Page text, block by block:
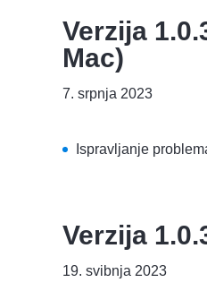
Verzija
Mac)
7. srpnja 2023
Ispravljanje
Verzija
19. svibnja 2023